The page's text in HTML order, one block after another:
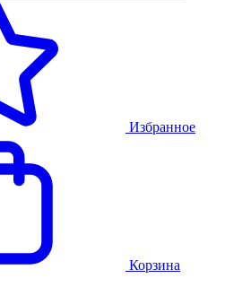
Избранное
Корзина